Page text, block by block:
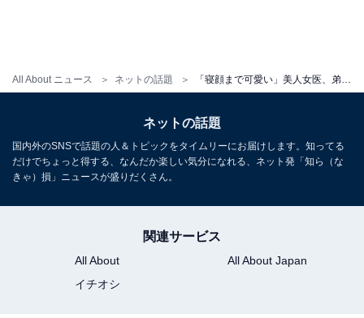
All About ニュース ネットの話題
ネットの話題
国内外のSNSで話題の人＆トピックをタイムリーにお届けします。知ってる
だけでちょっと得する、なんだか楽しい気分になれる、ネット発「知ら（な
きゃ）損」ニュースが盛りだくさん。
関連サービス
All About
All About Japan
イチオシ